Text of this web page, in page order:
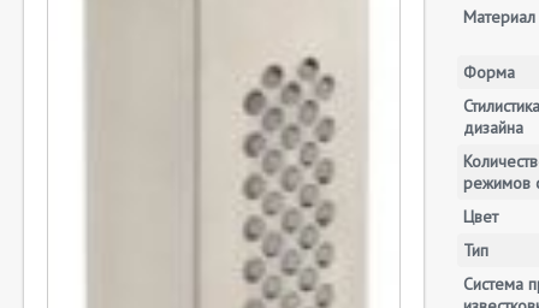
Материал
Форма
Стилистика
дизайна
режимов
Цвет
Тип
Система